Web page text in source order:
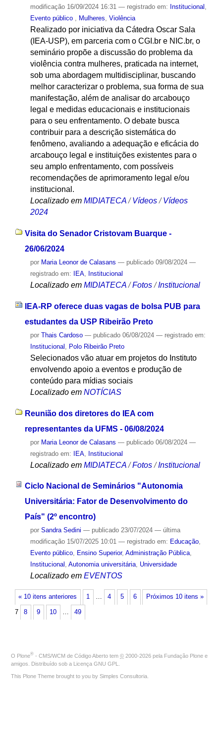
modificação16/09/2024 16:31 — registrado em: Institucional ,
Evento público , Mulheres, Violência
Realizado por iniciativa da Cátedra Oscar Sala
(IEA-USP), em parceria com o CGI.br e NIC.br, o
seminário propõe a discussão do problema da
violência contra mulheres, praticada na internet,
sob uma abordagem multidisciplinar, buscando
melhor caracterizar o problema, sua forma de sua
manifestação, além de analisar do arcabouço
legal e medidas educacionais e institucionais
para o seu enfrentamento. O debate busca
contribuir para a descrição sistemática do
fenômeno, avaliando a adequação e eficácia do
arcabouço legal e instituições existentes para o
seu amplo enfrentamento, com possíveis
recomendações de aprimoramento legal e/ou
institucional.
Localizado em MIDIATECA / Vídeos / Vídeos
2024
Visita do Senador Cristovam Buarque -
26/06/2024
por Maria Leonor de Calasans — publicado09/08/2024 —
registrado em:
IEA, Institucional
Localizado em MIDIATECA /Fotos /Institucional
IEA-RP oferece duas vagas de bolsa PUB para
estudantes da USP Ribeirão Preto
por Thais Cardoso — publicado06/08/2024 — registrado em:
Institucional
Polo Ribeirão Preto
Selecionados vão atuar em projetos do Instituto
envolvendo apoio a eventos e produção de
conteúdo para mídias sociais
Localizado em NOTÍCIAS
Reunião dos diretores do IEA com
representantes da UFMS - 06/08/2024
por Maria Leonor de Calasans — publicado06/08/2024 —
registrado em: IEA, Institucional
Localizado em MIDIATECA /Fotos /Institucional
Ciclo Nacional de Seminários "Autonomia
Universitária: Fator de Desenvolvimento do
País" (2º encontro)
por Sandra Sedini — publicado23/07/2024 — última
modificação15/07/2025 10:01 — registrado em: Educação,
Evento público, Ensino Superior, Administração Pública,
Institucional , Autonomia universitária, Universidade
Localizado em EVENTOS
« 10 itens anteriores Próximos 10 itens »
1 … 4 5 6
7 8 9 10 … 49
O Plone® - CMS/WCM de Código Aberto tem © 2000-2026 pela Fundação Plone e
amigos. Distribuído sob a Licença GNU GPL
This Plone Theme brought to you by Simples Consultoria